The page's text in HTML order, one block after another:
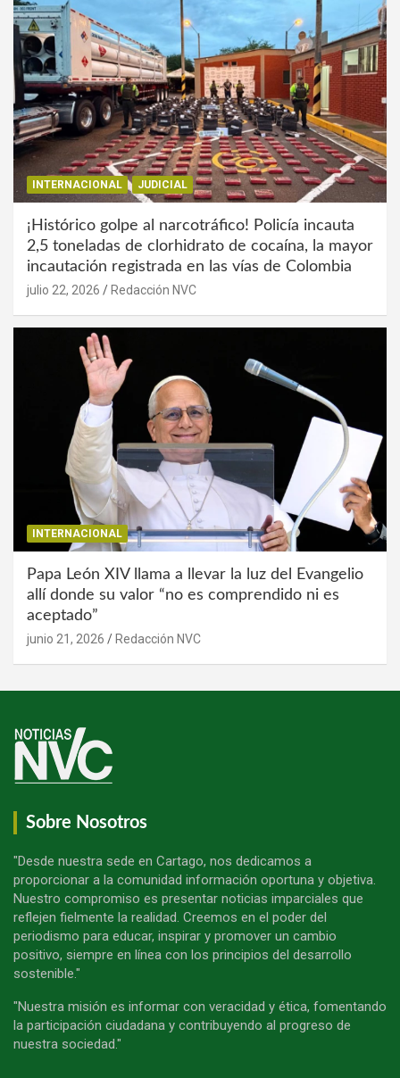
INTERNACIONAL JUDICIAL
¡Histórico golpe al narcotráfico! Policía incauta
2,5 toneladas de clorhidrato de cocaína, la mayor
incautación registrada en las vías de Colombia
julio 22, 2026 Redacción NVC
INTERNACIONAL
Papa León XIV llama a llevar la luz del Evangelio
allí donde su valor “no es comprendido ni es
aceptado”
junio 21, 2026 Redacción NVC
Sobre Nosotros
"Desde nuestra sede en Cartago, nos dedicamos a
proporcionar a la comunidad información oportuna y objetiva.
Nuestro compromiso es presentar noticias imparciales que
reflejen fielmente la realidad. Creemos en el poder del
periodismo para educar, inspirar y promover un cambio
positivo, siempre en línea con los principios del desarrollo
sostenible."
"Nuestra misión es informar con veracidad y ética, fomentando
la participación ciudadana y contribuyendo al progreso de
nuestra sociedad."